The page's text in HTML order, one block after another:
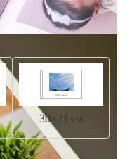
30×21 см